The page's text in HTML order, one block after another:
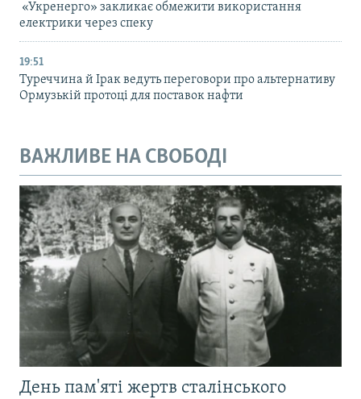
«Укренерго» закликає обмежити використання
електрики через спеку
19:51
Туреччина й Ірак ведуть переговори про альтернативу
Ормузькій протоці для поставок нафти
ВАЖЛИВЕ НА СВОБОДІ
День пам'яті жертв сталінського